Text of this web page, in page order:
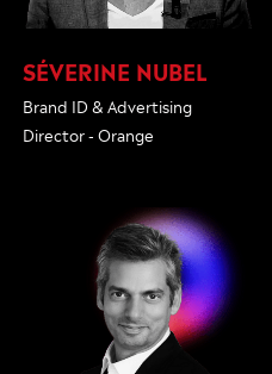
SÉVERINE NUBEL
Brand ID & Advertising
Director - Orange